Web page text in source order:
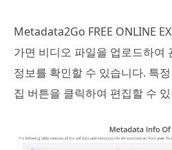
Metadata2Go FREE ONLINE
가면 비디오 파일을 업로드하여
정보를 확인할 수 있습니다. 특
집 버튼을 클릭하여 편집할 수